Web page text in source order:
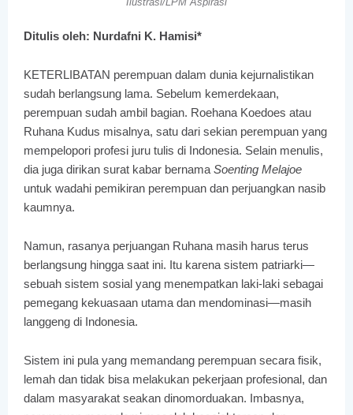
Ditulis oleh: Nurdafni K. Hamisi*
KETERLIBATAN perempuan dalam dunia kejurnalistikan
sudah berlangsung lama. Sebelum kemerdekaan,
perempuan sudah ambil bagian. Roehana Koedoes atau
Ruhana Kudus misalnya, satu dari sekian perempuan yang
mempelopori profesi juru tulis di Indonesia. Selain menulis,
dia juga dirikan surat kabar bernama Soenting Melajoe
untuk wadahi pemikiran perempuan dan perjuangkan nasib
kaumnya.
Namun, rasanya perjuangan Ruhana masih harus terus
berlangsung hingga saat ini. Itu karena sistem patriarki—
sebuah sistem sosial yang menempatkan laki-laki sebagai
pemegang kekuasaan utama dan mendominasi—masih
langgeng di Indonesia.
Sistem ini pula yang memandang perempuan secara fisik,
lemah dan tidak bisa melakukan pekerjaan profesional, dan
dalam masyarakat seakan dinomorduakan. Imbasnya,